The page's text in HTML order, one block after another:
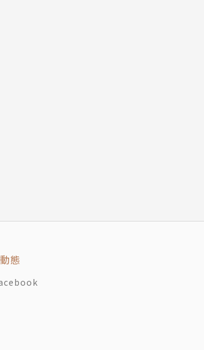
為日後鑽研中古時期文學打下根基。托爾
易斯發起的「跡象文學社」聚集了熱愛奇
路易斯的研究室裡聚會。北歐神話和史詩
的《哈比人》和《魔戒》的第一部就是在
態